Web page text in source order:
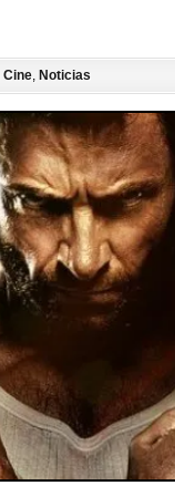
Cine, Noticias